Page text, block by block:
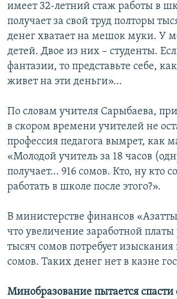
имеет 32-летний стаж работы в
получает за свой труд полторы
денег хватает на мешок муки. У
детей. Двое из них – студенты.
фантазии, то представьте себе,
живет на эти деньги»…
По словам учителя Сарыбаева,
в скором времени учителей не
профессия педагога вымрет, как
«Молодой учитель за 18 часов
получает… 916 сомов. Кто, ну кто
работать в школе после этого?».
В министерстве финансов
что увеличение заработной
тысяч сомов потребует изыскания
сомов. Таких денег нет в казне
Минобразование пытается